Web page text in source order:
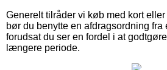
Generelt tilråder vi køb med kort
bør du benytte en afdragsordning
forudsat du ser en fordel i at
længere periode.